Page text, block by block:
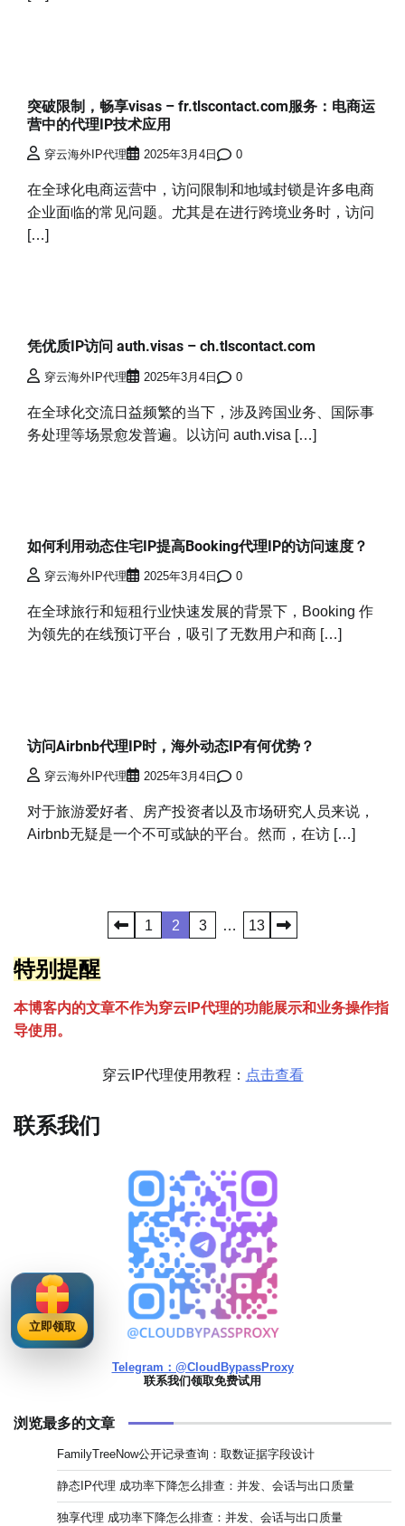
突破限制，畅享visas – fr.tlscontact.com服务：电商运
营中的代理IP技术应用
穿云海外IP代理 2025年3月4日 0
在全球化电商运营中，访问限制和地域封锁是许多电商
企业面临的常见问题。尤其是在进行跨境业务时，访问
[…]
凭优质IP访问 auth.visas – ch.tlscontact.com
穿云海外IP代理 2025年3月4日 0
在全球化交流日益频繁的当下，涉及跨国业务、国际事
务处理等场景愈发普遍。以访问 auth.visa […]
如何利用动态住宅IP提高Booking代理IP的访问速度？
穿云海外IP代理 2025年3月4日 0
在全球旅行和短租行业快速发展的背景下，Booking 作
为领先的在线预订平台，吸引了无数用户和商 […]
访问Airbnb代理IP时，海外动态IP有何优势？
穿云海外IP代理 2025年3月4日 0
对于旅游爱好者、房产投资者以及市场研究人员来说，
Airbnb无疑是一个不可或缺的平台。然而，在访 […]
章
分
页
1 2 3 … 13
特别提醒
本博客内的文章不作为穿云 P代理的功能展示和业务操作指
导使用。
穿云IP代理使用教程： 点击查看
联系我们
Telegram：@CloudBypassProxy
联系我们领取免费试用
浏览最多的文章
FamilyTreeNow公开记录查询：取数证据字段设计
静态IP代理 成功率下降怎么排查：并发、会话与出口质量
独享代理 成功率下降怎么排查：并发、会话与出口质量
立即领取